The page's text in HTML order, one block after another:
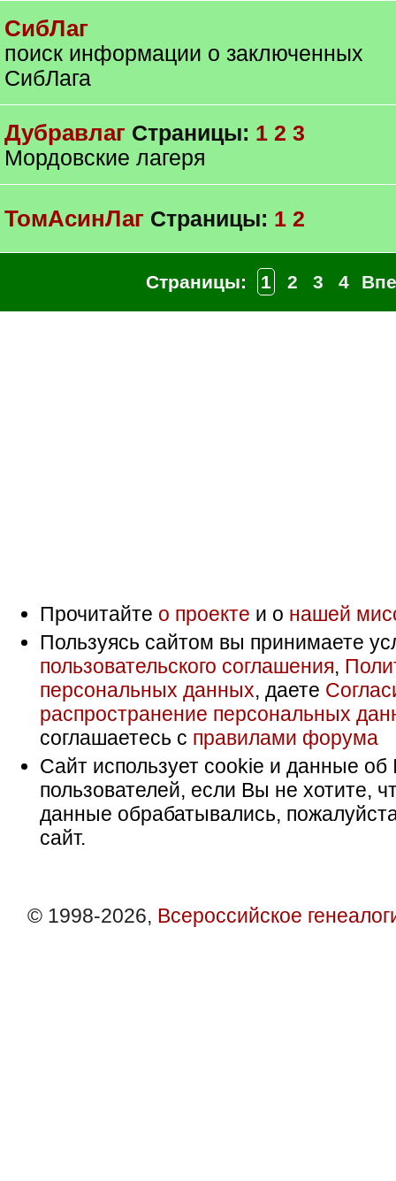
СибЛаг
поиск информации о заключенных
СибЛага
Дубравлаг Страницы: 1 2 3
Мордовские лагеря
ТомАсинЛаг Страницы: 1 2
Страницы: 1 2 3 4
Прочитайте о проекте и о нашей
Пользуясь сайтом вы принимаете
пользовательского соглашения,
персональных данных, даете
распространение персональных
соглашаетесь с правилами форума
Сайт использует cookie и данные об
пользователей, если Вы не хотите,
данные обрабатывались,
сайт.
© 1998-2026, Всероссийское